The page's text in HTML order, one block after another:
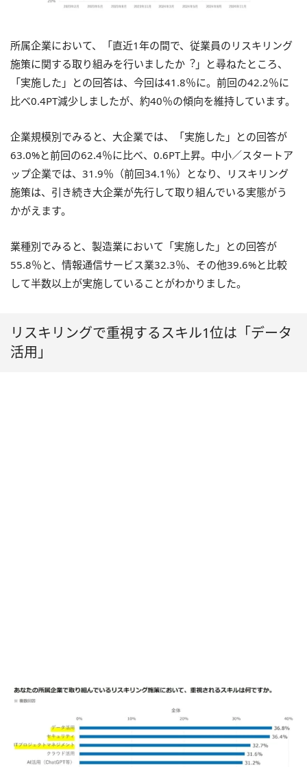
所属企業において、「直近1年の間で、従業員のリスキリング
施策に関する取り組みを行いましたか︖」と尋ねたところ、
「実施した」との回答は、今回は41.8％に。前回の42.2％に
比べ0.4PT減少しましたが、約40％の傾向を維持しています。
企業規模別でみると、大企業では、「実施した」との回答が
63.0%と前回の62.4％に比べ、0.6PT上昇。中小／スタートア
ップ企業では、31.9％（前回34.1％）となり、リスキリング
施策は、引き続き大企業が先行して取り組んでいる実態がう
かがえます。
業種別でみると、製造業において「実施した」との回答が
55.8％と、情報通信サービス業32.3％、その他39.6%と比較
して半数以上が実施していることがわかりました。
リスキリングで重視するスキル1位は「データ
活用」